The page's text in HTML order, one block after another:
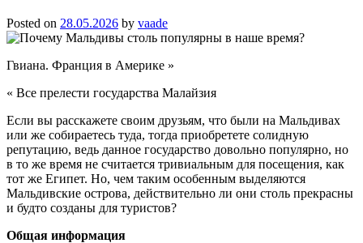
Posted on 28.05.2026 by vaade
Гвиана. Франция в Америке »
« Все прелести государства Малайзия
Если вы расскажете своим друзьям, что были на Мальдивах
или же собираетесь туда, тогда приобретете солидную
репутацию, ведь данное государство довольно популярно, но
в то же время не считается тривиальным для посещения, как
тот же Египет. Но, чем таким особенным выделяются
Мальдивские острова, действительно ли они столь прекрасны
и будто созданы для туристов?
Общая информация